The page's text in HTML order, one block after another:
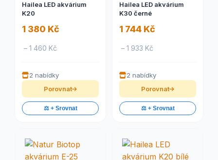
Hailea LED akvárium
K20
1 380 Kč
– 1 460 Kč
2 nabídky
Porovnat
⚖️ + Srovnat
Hailea LED akvárium
K30 černé
1 744 Kč
– 1 933 Kč
2 nabídky
Porovnat
⚖️ + Srovnat